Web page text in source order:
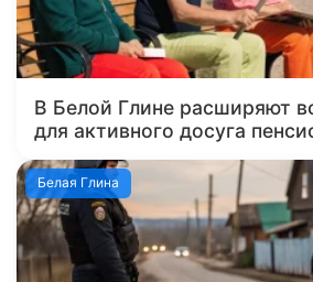
В Белой Глине расширяют
для активного досуга
Белая Глина